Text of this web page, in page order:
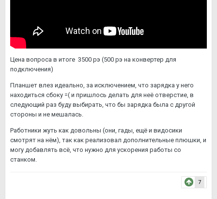
Цена вопроса в итоге 3500 рэ (500 рэ на конвертер для
подключения)
Планшет влез идеально, за исключением, что зарядка у него
находиться сбоку =( и пришлось делать для неё отверстие, в
следующий раз буду выбирать, что бы зарядка была с другой
стороны и не мешалась.
Работники жуть как довольны (они, гады, ещё и видосики
смотрят на нём), так как реализовал дополнительные плюшки, и
могу добавлять всё, что нужно для ускорения работы со
станком.
7